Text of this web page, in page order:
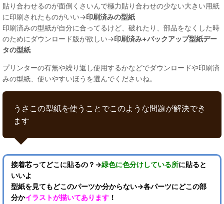
貼り合わせるのが面倒くさいんで極力貼り合わせの少ない大きい用紙
に印刷されたものがいい→印刷済みの型紙
印刷済みの型紙が自分に合ってるけど、破れたり、部品をなくした時
のためにダウンロード版が欲しい→印刷済み+バックアップ型紙デー
タの型紙
プリンターの有無や繰り返し使用するかなどでダウンロードや印刷済
みの型紙、使いやすいほうを選んでくださいね。
うさこの型紙を使うことでこのような問題が解決でき
ます
接着芯ってどこに貼るの？→緑色に色分けしている所に貼ると
いいよ
型紙を見てもどこのパーツか分からない→各パーツにどこの部
分かイラストが描いてあります ！